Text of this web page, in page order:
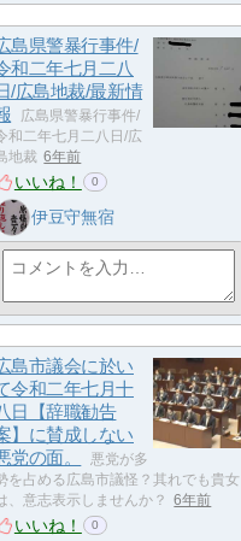
島県警暴行事件/
和二年七月二八
/広島地裁/最新情
広島県警暴行事件/
和二年七月二八日/広
地裁 6年前
いいね！ 0
伊豆守無宿
島市議会に於い
令和二年七月十
日【辞職勧告
】に賛成しない
党の面。
悪党が多
を占める広島市議怪？其れでも貴女
、意志表示しませんか？
6年前
いいね！ 0